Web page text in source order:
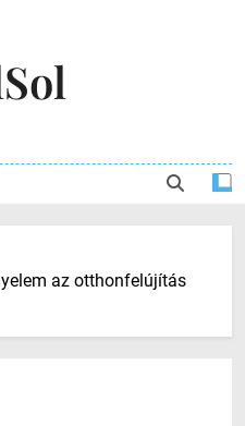
az otthonfelújítás